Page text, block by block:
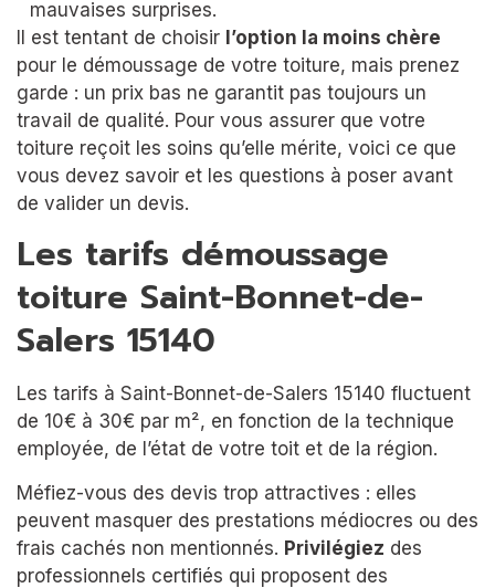
Il est tentant de choisir l’option la moins chère
pour le démoussage de votre toiture, mais prenez
garde : un prix bas ne garantit pas toujours un
travail de qualité. Pour vous assurer que votre
toiture reçoit les soins qu’elle mérite, voici ce que
vous devez savoir et les questions à poser avant
de valider un devis.
Les tarifs démoussage
toiture Saint-Bonnet-de-
Salers 15140
Les tarifs à Saint-Bonnet-de-Salers 15140 fluctuent
de 10€ à 30€ par m², en fonction de la technique
employée, de l’état de votre toit et de la région.
Méfiez-vous des devis trop attractives : elles
peuvent masquer des prestations médiocres ou des
frais cachés non mentionnés. Privilégiez des
professionnels certifiés qui proposent des